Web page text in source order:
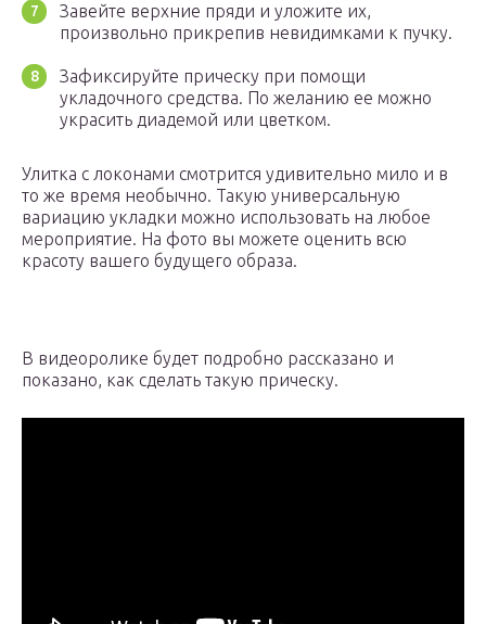
Завейте верхние пряди и уложите их,
произвольно прикрепив невидимками к пучку.
Зафиксируйте прическу при помощи
укладочного средства. По желанию ее можно
украсить диадемой или цветком.
Улитка с локонами смотрится удивительно мило и в
то же время необычно. Такую универсальную
вариацию укладки можно использовать на любое
мероприятие. На фото вы можете оценить всю
красоту вашего будущего образа.
В видеоролике будет подробно рассказано и
показано, как сделать такую прическу.